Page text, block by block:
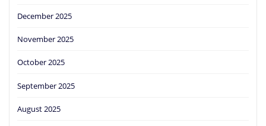
December 2025
November 2025
October 2025
September 2025
August 2025